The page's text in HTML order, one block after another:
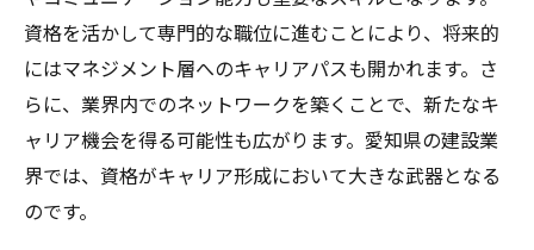
資格を活かして専門的な職位に進むことにより、将来的
にはマネジメント層へのキャリアパスも開かれます。さ
らに、業界内でのネットワークを築くことで、新たなキ
ャリア機会を得る可能性も広がります。愛知県の建設業
界では、資格がキャリア形成において大きな武器となる
のです。